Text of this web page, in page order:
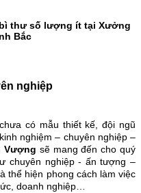
nghiệp
có mẫu thiết kế, đội ngũ
nghiệm – chuyên nghiệp –
Vượng sẽ mang đến cho quý
chuyên nghiệp - ấn tượng –
thể hiện phong cách làm việc
doanh nghiệp…